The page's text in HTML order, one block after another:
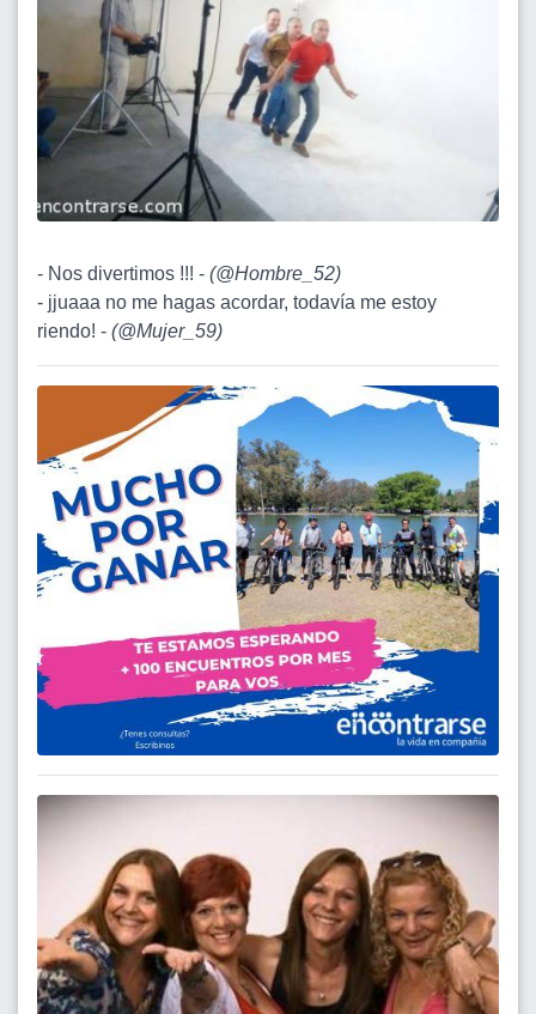
- Nos divertimos !!! - (@Hombre_52)
- jjuaaa no me hagas acordar, todavía me estoy
riendo! - (@Mujer_59)